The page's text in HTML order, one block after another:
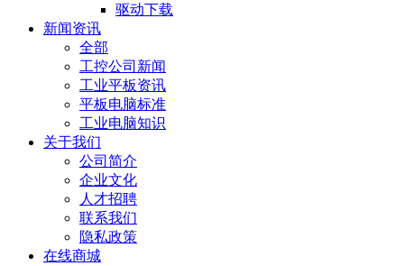
驱动下载
新闻资讯
全部
工控公司新闻
工业平板资讯
平板电脑标准
工业电脑知识
关于我们
公司简介
企业文化
人才招聘
联系我们
隐私政策
在线商城